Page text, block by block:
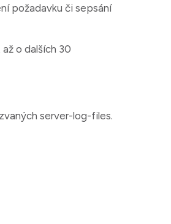
požadavku či sepsání
o dalších 30
server-log-files.